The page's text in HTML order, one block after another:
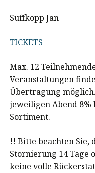
Suffkopp Jan
TICKETS
Max. 12
Veranstaltungen
Übertragung
jeweiligen Abend 8%
Sortiment.
!! Bitte beachten Sie,
Stornierung 14 Tage
keine volle